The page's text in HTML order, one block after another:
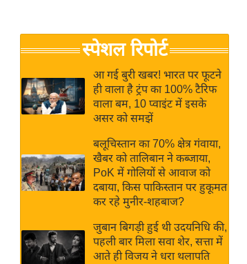
Breaking
News in
Hindi
Hindi
Hindi
Videos
जगत
राय
बजट
क्रिकेट
IPL
2026
ई-पेपर
मिसाल बेमिसाल
स्पेशल रिपोर्ट
आ गई बुरी खबर! भारत पर फूटने
ही वाला है ट्रंप का 100% टैरिफ
वाला बम, 10 प्वाइंट में इसके
असर को समझें
बलूचिस्तान का 70% क्षेत्र गंवाया,
खैबर को तालिबान ने कब्जाया,
PoK में गोलियों से आवाज को
दबाया, किस पाकिस्तान पर हुकूमत
कर रहे मुनीर-शहबाज?
जुबान बिगड़ी हुई थी उदयनिधि की,
पहली बार मिला सवा शेर, सत्ता में
आते ही विजय ने धरा थलापति